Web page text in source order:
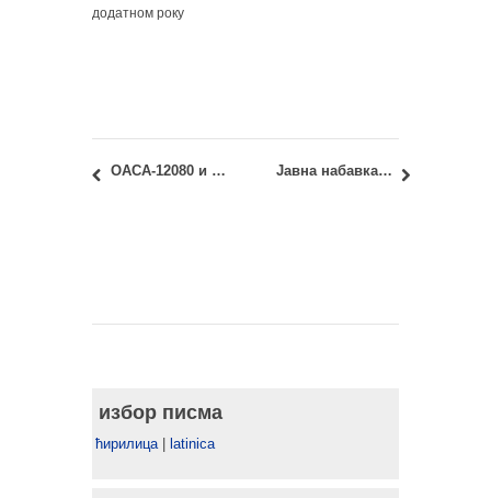
додатном року
ОАСА-12080 и ИАСА-12080 – Геометрија облика 2: Јунски испитни рок – Термин објављивања резултата испита и накнадних колоквијума и теста Јавна набавка бр. У1/2018: набавка услуга – Услуге превођења
избор писма
ћирилица| latinica